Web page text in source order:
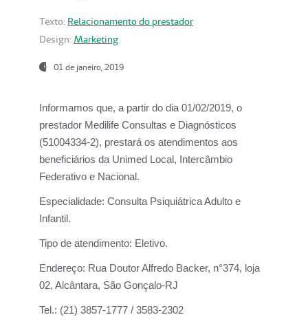
Texto: Relacionamento do prestador
Design: Marketing
01 de janeiro, 2019
Informamos que, a partir do dia 01/02/2019, o
prestador Medilife Consultas e Diagnósticos
(51004334-2), prestará os atendimentos aos
beneficiários da Unimed Local, Intercâmbio
Federativo e Nacional.
Especialidade: Consulta Psiquiátrica Adulto e
Infantil.
Tipo de atendimento: Eletivo.
Endereço: Rua Doutor Alfredo Backer, n°374, loja
02, Alcântara, São Gonçalo-RJ
Tel.: (21) 3857-1777 / 3583-2302